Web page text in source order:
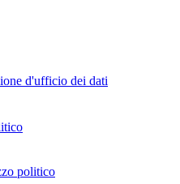
d'ufficio dei dati
politico